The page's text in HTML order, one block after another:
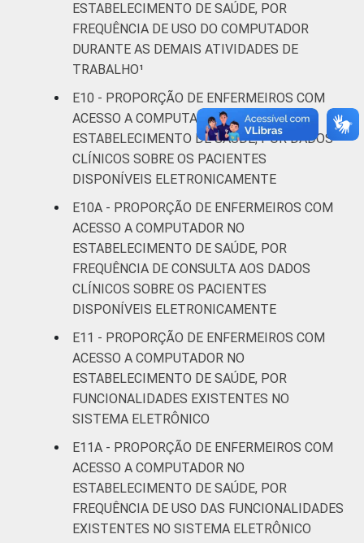
ESTABELECIMENTO DE SAÚDE, POR
FREQUÊNCIA DE USO DO COMPUTADOR
DURANTE AS DEMAIS ATIVIDADES DE
TRABALHO¹
E10 - PROPORÇÃO DE ENFERMEIROS COM
ACESSO A COMPUTADOR NO
ESTABELECIMENTO DE SAÚDE, POR DADOS
CLÍNICOS SOBRE OS PACIENTES
DISPONÍVEIS ELETRONICAMENTE
E10A - PROPORÇÃO DE ENFERMEIROS COM
ACESSO A COMPUTADOR NO
ESTABELECIMENTO DE SAÚDE, POR
FREQUÊNCIA DE CONSULTA AOS DADOS
CLÍNICOS SOBRE OS PACIENTES
DISPONÍVEIS ELETRONICAMENTE
E11 - PROPORÇÃO DE ENFERMEIROS COM
ACESSO A COMPUTADOR NO
ESTABELECIMENTO DE SAÚDE, POR
FUNCIONALIDADES EXISTENTES NO
SISTEMA ELETRÔNICO
E11A - PROPORÇÃO DE ENFERMEIROS COM
ACESSO A COMPUTADOR NO
ESTABELECIMENTO DE SAÚDE, POR
FREQUÊNCIA DE USO DAS FUNCIONALIDADES
EXISTENTES NO SISTEMA ELETRÔNICO